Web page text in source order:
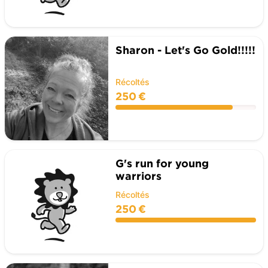
Sharon - Let's Go Gold!!!!!
Récoltés
250 €
G's run for young
warriors
Récoltés
250 €